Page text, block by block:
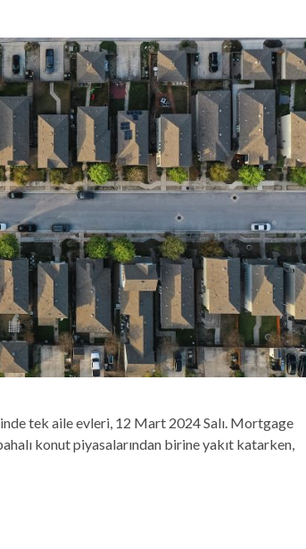
tek aile evleri, 12 Mart 2024 Salı. Mortgage
konut piyasalarından birine yakıt katarken,